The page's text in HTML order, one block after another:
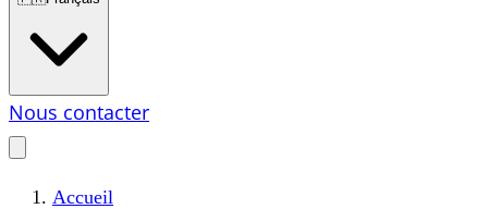
Nous contacter
Accueil